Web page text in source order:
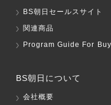
BS朝日セールスサイト
関連商品
Program Guide For
BS朝日について
会社概要